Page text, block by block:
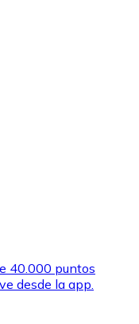
favoritas con
40.000 puntos
desde la app.